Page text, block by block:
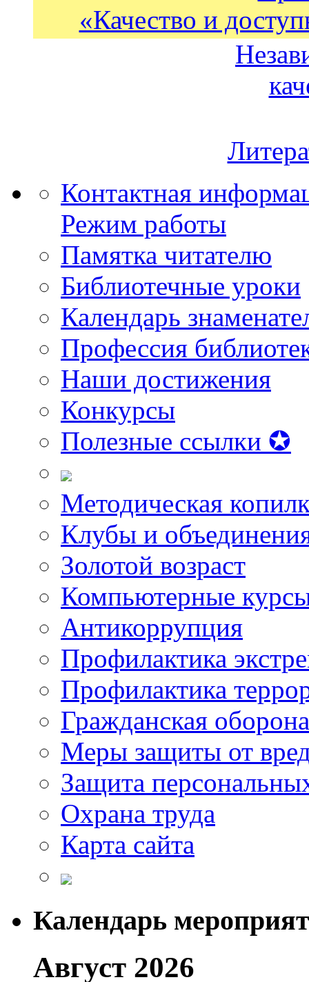
«Качество и
Контактная
Режим работы
Памятка читателю
Библиотечные уроки
Календарь
Профессия
Наши достижения
Конкурсы
Полезные ссылки ✪
Методическая
Клубы и
Золотой возраст
Компьютерные
Антикоррупция
Профилактика
Профилактика
Гражданская оборона
Меры защиты от
Защита
Охрана труда
Карта сайта
Календарь
Август 2026